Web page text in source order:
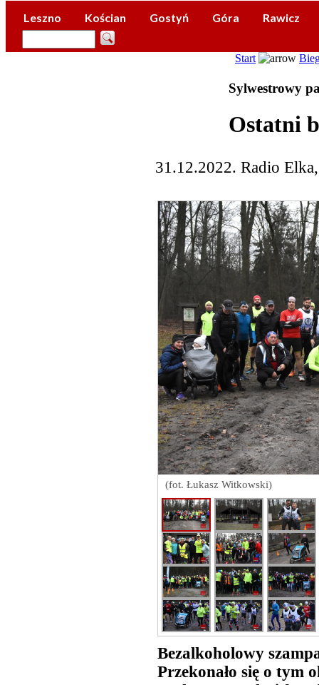
Leszno Kościan Gostyń Góra Rawicz
Start
Sylwestrowy
Ostatni
31.12.2022. Radio
(fot. Łukasz Witkowski)
Bezalkoholowy
Przekonało się o tym